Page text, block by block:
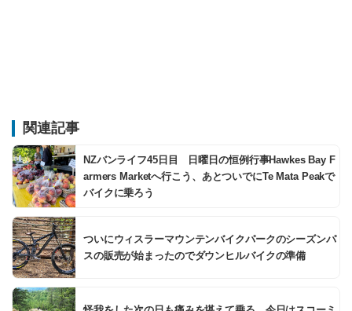
関連記事
NZバンライフ45日目 日曜日の恒例行事Hawkes Bay F
armers Marketへ行こう、あとついでにTe Mata Peakで
バイクに乗ろう
ついにウィスラーマウンテンバイクパークのシーズンパ
スの販売が始まったのでダウンヒルバイクの準備